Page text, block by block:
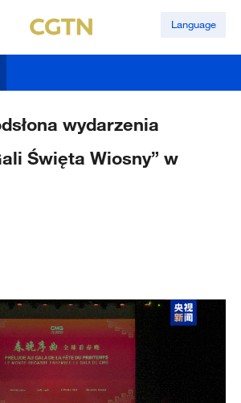
Language
wydarzenia
Święta Wiosny” w